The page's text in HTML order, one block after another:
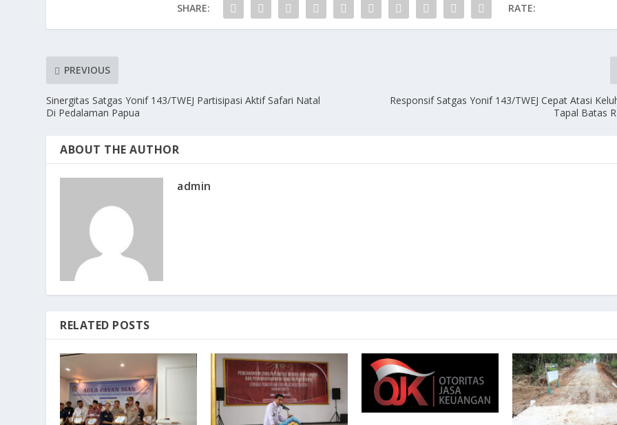
SHARE: RATE:
PREVIOUS
Sinergitas Satgas Yonif 143/TWEJ Partisipasi Aktif Safari Natal
Di Pedalaman Papua
Responsif Satgas Yonif 143/TWEJ Cepat Atasi
Tapal Batas
ABOUT THE AUTHOR
admin
RELATED POSTS